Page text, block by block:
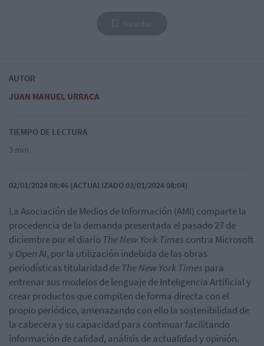
AUTOR
JUAN MANUEL URRACA
TIEMPO DE LECTURA
3 min
02/01/2024 08:46 (ACTUALIZADO 03/01/2024 08:04)
La Asociación de Medios de Información (AMI) comparte la
procedencia de la demanda presentada el pasado 27 de
diciembre por el diario The New York Times contra Microsoft
y Open AI, por la utilización indebida de las obras
periodísticas titularidad de The New York Times para
entrenar sus modelos de lenguaje de Inteligencia Artificial y
crear productos que compiten de forma directa con el
propio periódico, amenazando con ello la sostenibilidad de
la cabecera y su capacidad para continuar facilitando
información de calidad, análisis de actualidad y opinión.